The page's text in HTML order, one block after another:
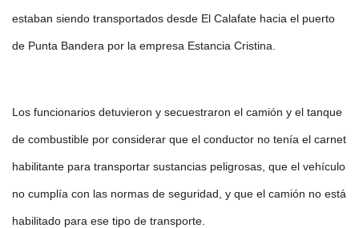
estaban siendo transportados desde El Calafate hacia el puerto
de Punta Bandera por la empresa Estancia Cristina.
Los funcionarios detuvieron y secuestraron el camión y el tanque
de combustible por considerar que el conductor no tenía el carnet
habilitante para transportar sustancias peligrosas, que el vehículo
no cumplía con las normas de seguridad, y que el camión no está
habilitado para ese tipo de transporte.